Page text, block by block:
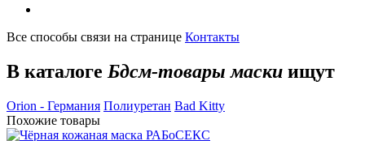
Все способы связи на странице Контакты
В каталоге Бдсм-товары маски ищут
Orion - Германия Полиуретан Bad Kitty
Похожие товары